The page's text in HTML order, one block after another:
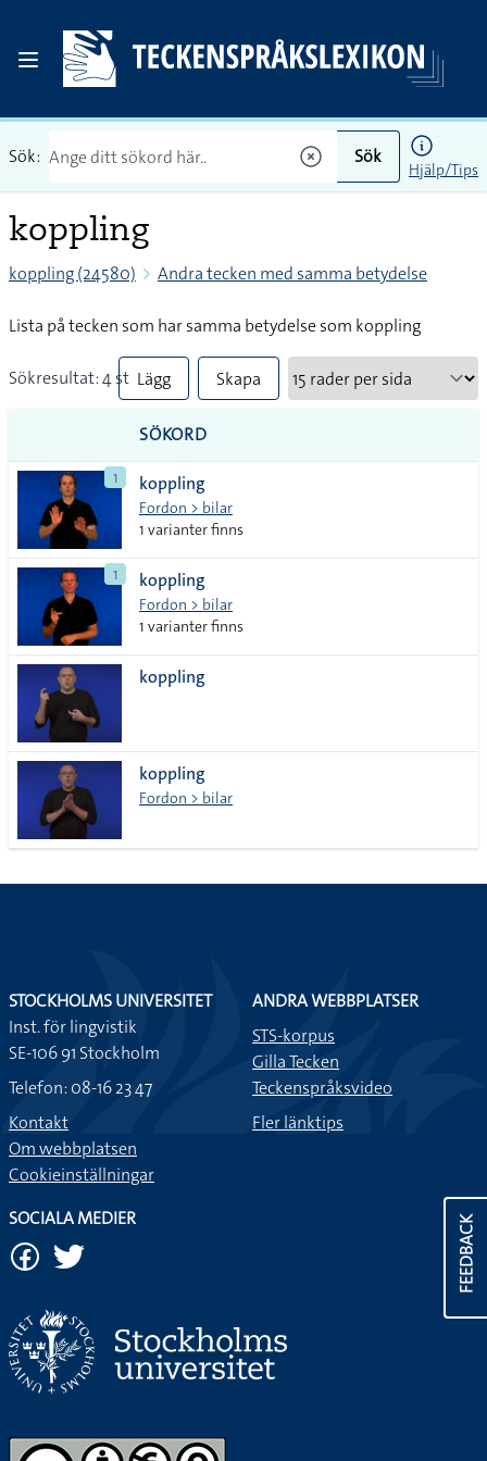
Sök: Sök
Hjälp/Tips
koppling
koppling (24580) Andra tecken med samma betydelse
Lista på tecken som har samma betydelse som koppling
Sökresultat: 4 st Lägg
till
alla i
lista
Skapa
SÖKORD
1 koppling
Fordon > bilar
1 varianter finns
1 koppling
Fordon > bilar
1 varianter finns
koppling
koppling
Fordon > bilar
FEEDBACK
STOCKHOLMS UNIVERSITET
Inst. för lingvistik
SE-106 91 Stockholm
Telefon: 08-16 23 47
Kontakt
Om webbplatsen
Cookieinställningar
ANDRA WEBBPLATSER
STS-korpus
Gilla Tecken
Teckenspråksvideo
Fler länktips
SOCIALA MEDIER